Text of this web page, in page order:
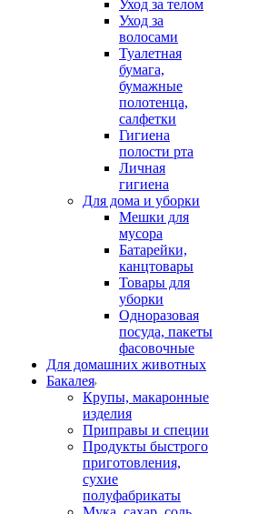
Уход за телом
Уход за
волосами
Туалетная
бумага,
бумажные
полотенца,
салфетки
Гигиена
полости рта
Личная
гигиена
Для дома и уборки
Мешки для
мусора
Батарейки,
канцтовары
Товары для
уборки
Одноразовая
посуда, пакеты
фасовочные
Для домашних животных
Бакалея
Крупы, макаронные
изделия
Приправы и специи
Продукты быстрого
приготовления,
сухие
полуфабрикаты